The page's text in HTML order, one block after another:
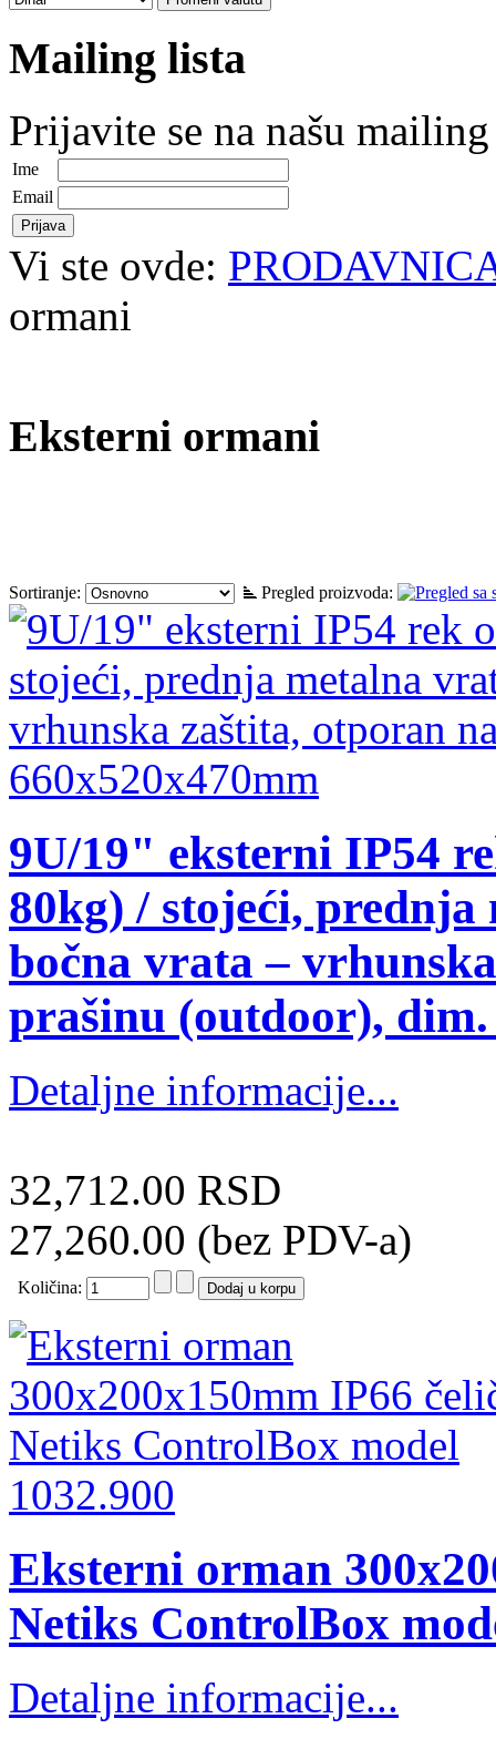
Mailing lista
Prijavite se na našu
Ime
Email
Vi ste ovde:
ormani
Eksterni ormani
Sortiranje: Pregled proizvoda:
9U/19" eksterni IP54
80kg) / stojeći,
bočna vrata –
prašinu (outdoor),
Detaljne informacije...
32,712.00 RSD
27,260.00 (bez PDV-a)
Količina:
Eksterni orman
Netiks ControlBox
Detaljne informacije...